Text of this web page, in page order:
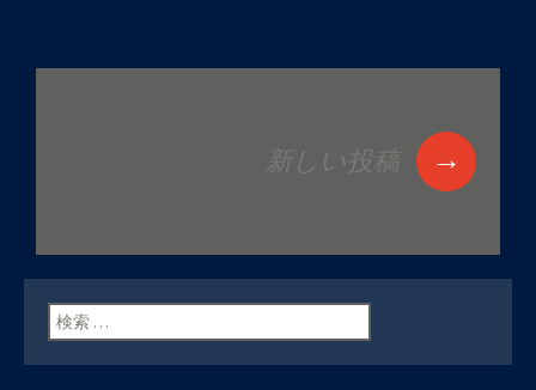
投稿ナビゲーショ
ン
新しい投稿 →
検索: